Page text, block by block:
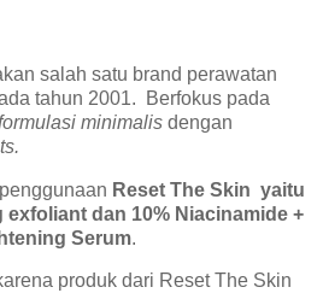
salah satu brand perawatan
tahun 2001. Berfokus pada
minimalis dengan
Reset The Skin yaitu
exfoliant dan 10% Niacinamide +
Serum.
produk dari Reset The Skin